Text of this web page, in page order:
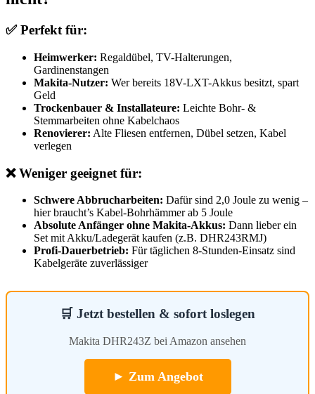
✅ Perfekt für:
Heimwerker: Regaldübel, TV-Halterungen,
Gardinenstangen
Makita-Nutzer: Wer bereits 18V-LXT-Akkus besitzt, spart
Geld
Trockenbauer & Installateure: Leichte Bohr- &
Stemmarbeiten ohne Kabelchaos
Renovierer: Alte Fliesen entfernen, Dübel setzen, Kabel
verlegen
❌ Weniger geeignet für:
Schwere Abbrucharbeiten: Dafür sind 2,0 Joule zu wenig –
hier braucht’s Kabel-Bohrhämmer ab 5 Joule
Absolute Anfänger ohne Makita-Akkus: Dann lieber ein
Set mit Akku/Ladegerät kaufen (z.B. DHR243RMJ)
Profi-Dauerbetrieb: Für täglichen 8-Stunden-Einsatz sind
Kabelgeräte zuverlässiger
🛒 Jetzt bestellen & sofort loslegen
Makita DHR243Z bei Amazon ansehen
► Zum Angebot